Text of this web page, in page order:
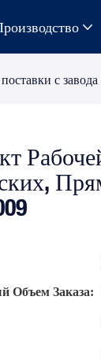
с
Объем Заказа: